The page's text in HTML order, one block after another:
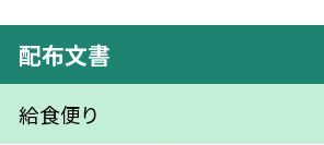
配布文書
給食便り